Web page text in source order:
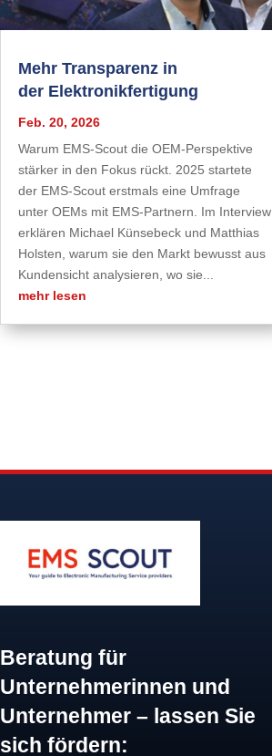
Mehr Transparenz in
der Elektronikfertigung
Feb. 20, 2026
Warum EMS-Scout die OEM-Perspektive
stärker in den Fokus rückt. 2025 startete
der EMS-Scout erstmals eine Umfrage
unter OEMs mit EMS-Partnern. Im Interview
erklären Michael Künsebeck und Matthias
Holsten, warum sie den Markt bewusst aus
Kundensicht analysieren, wo sie...
mehr lesen
Beratung für
Unternehmerinnen und
Unternehmer – lassen Sie
sich fördern: